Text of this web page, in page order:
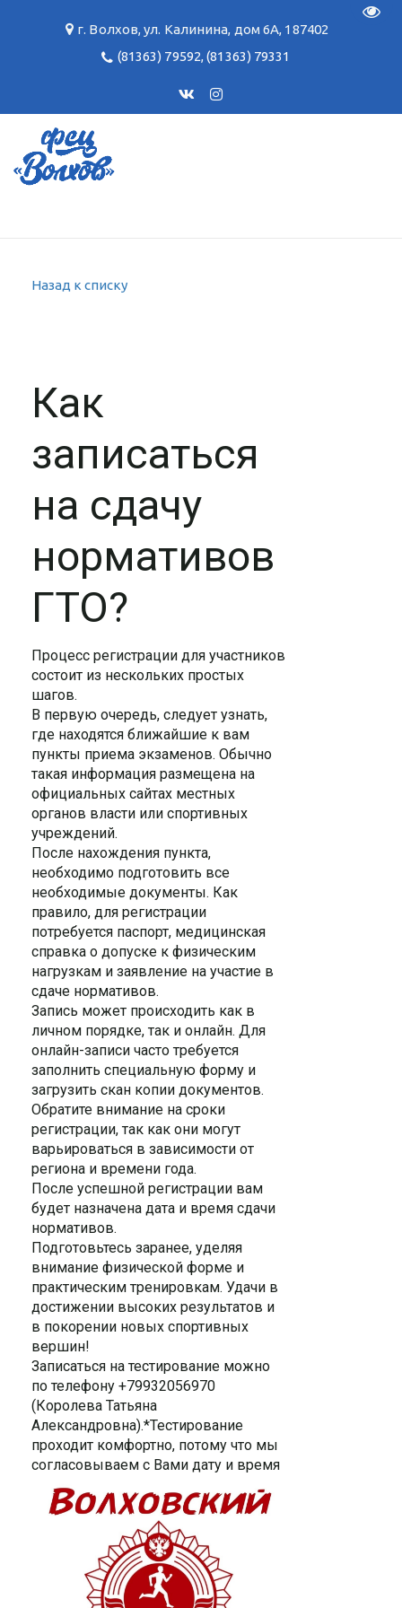
г. Волхов,ул. Калинина, дом 6А, 187402
(81363) 79592,(81363) 79331
Назад к списку
Как
записаться
на сдачу
нормативов
ГТО?
Процесс регистрации для участников
состоит из нескольких простых
шагов.
В первую очередь, следует узнать,
где находятся ближайшие к вам
пункты приема экзаменов. Обычно
такая информация размещена на
официальных сайтах местных
органов власти или спортивных
учреждений.
После нахождения пункта,
необходимо подготовить все
необходимые документы. Как
правило, для регистрации
потребуется паспорт, медицинская
справка о допуске к физическим
нагрузкам и заявление на участие в
сдаче нормативов.
Запись может происходить как в
личном порядке, так и онлайн. Для
онлайн-записи часто требуется
заполнить специальную форму и
загрузить скан копии документов.
Обратите внимание на сроки
регистрации, так как они могут
варьироваться в зависимости от
региона и времени года.
После успешной регистрации вам
будет назначена дата и время сдачи
нормативов.
Подготовьтесь заранее, уделяя
внимание физической форме и
практическим тренировкам. Удачи в
достижении высоких результатов и
в покорении новых спортивных
вершин!
Записаться на тестирование можно
по телефону +79932056970
(Королева Татьяна
Александровна).*Тестирование
проходит комфортно, потому что мы
согласовываем с Вами дату и время